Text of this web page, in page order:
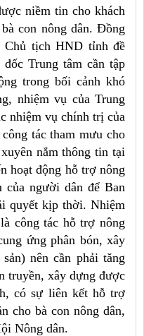
niềm tin cho khách
con nông dân. Đồng
tịch HND tỉnh đề
Trung tâm cần tập
trong bối cảnh khó
nhiệm vụ của Trung
nhiệm vụ chính trị của
tác tham mưu cho
nắm thông tin tại
hoạt động hỗ trợ nông
của người dân để Ban
quyết kịp thời. Nhiệm
công tác hỗ trợ nông
ứng phân bón, xây
nên cần phải tăng
truyền, xây dựng được
có sự liên kết hỗ trợ
cho bà con nông dân,
Nông dân.